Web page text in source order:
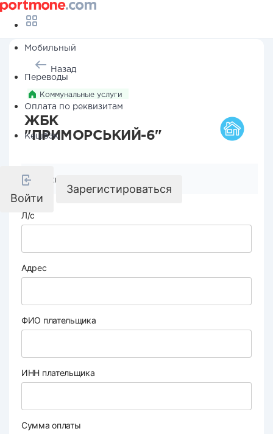
Мобильный
Переводы
Оплата по реквизитам
Кешбэк
Войти
Зарегистироваться
Назад
Коммунальные услуги
ЖБК
"ПРИМОРСЬКИЙ-6"
Реквизиты компании
Л/с
Адрес
ФИО плательщика
ИНН плательщика
Сумма оплаты